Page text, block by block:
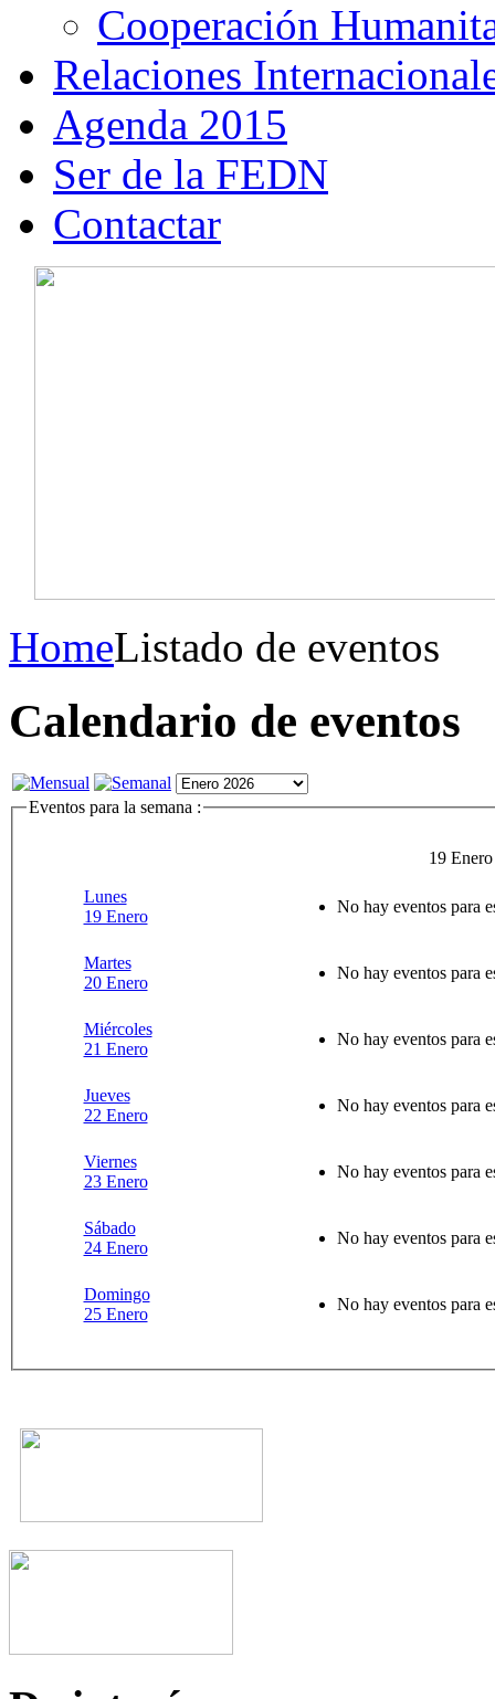
Cooperación
Relaciones
Agenda 2015
Ser de la FEDN
Contactar
HomeListado de eventos
Calendario de eventos
Eventos para la semana :
19
Lunes
19 Enero
No hay eventos para
Martes
20 Enero
No hay eventos para
Miércoles
21 Enero
No hay eventos para
Jueves
22 Enero
No hay eventos para
Viernes
23 Enero
No hay eventos para
Sábado
24 Enero
No hay eventos para
Domingo
25 Enero
No hay eventos para